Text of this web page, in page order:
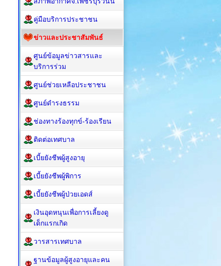
คู่มือบริการประชาชน
ข่าวและประชาสัมพันธ์
ศูนย์ข้อมูลข่าวสารและ
บริการร่วม
ศูนย์ช่วยเหลือประชาชน
ศูนย์ดำรงธรรม
ช่องทางร้องทุกข์-ร้องเรียน
ติดต่อเทศบาล
เบี้ยยังชีพผู้สูงอายุ
เบี้ยยังชีพผู้พิการ
เบี้ยยังชีพผู้ป่วยเอดส์
เงินอุดหนุนเพื่อการเลี้ยงดู
เด็กแรกเกิด
วารสารเทศบาล
ฐานข้อมูลผู้สูงอายุและคน